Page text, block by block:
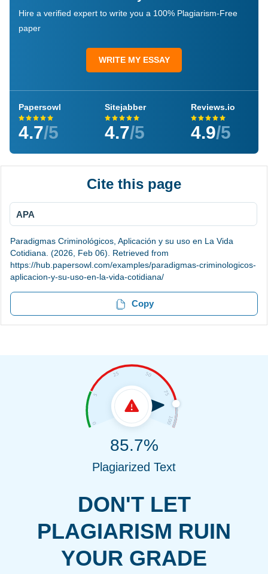
Hire a verified expert to write you a 100% Plagiarism-Free
paper
WRITE MY ESSAY
Papersowl
4.7/5
Sitejabber
4.7/5
Reviews.io
4.9/5
Cite this page
APA
Paradigmas Criminológicos, Aplicación y su uso en La Vida
Cotidiana. (2026, Feb 06). Retrieved from
https://hub.papersowl.com/examples/paradigmas-criminologicos-
aplicacion-y-su-uso-en-la-vida-cotidiana/
Copy
DON'T LET
PLAGIARISM RUIN
YOUR GRADE
85.7%
Plagiarized Text